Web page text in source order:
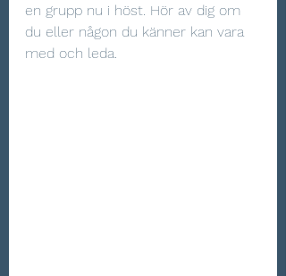
en grupp nu i höst. Hör av dig om
du eller någon du känner kan vara
med och leda.